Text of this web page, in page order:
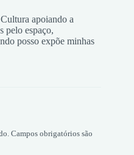
apoiando a
pelo espaço,
posso expõe minhas
Campos obrigatórios são